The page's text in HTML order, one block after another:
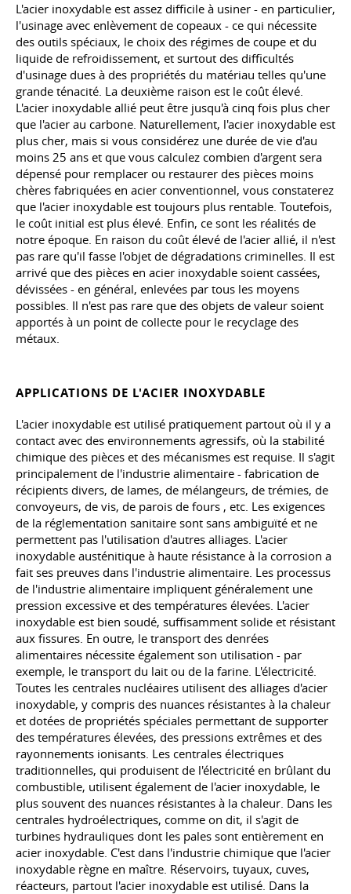
L'acier inoxydable est assez difficile à usiner - en particulier,
l'usinage avec enlèvement de copeaux - ce qui nécessite
des outils spéciaux, le choix des régimes de coupe et du
liquide de refroidissement, et surtout des difficultés
d'usinage dues à des propriétés du matériau telles qu'une
grande ténacité. La deuxième raison est le coût élevé.
L'acier inoxydable allié peut être jusqu'à cinq fois plus cher
que l'acier au carbone. Naturellement, l'acier inoxydable est
plus cher, mais si vous considérez une durée de vie d'au
moins 25 ans et que vous calculez combien d'argent sera
dépensé pour remplacer ou restaurer des pièces moins
chères fabriquées en acier conventionnel, vous constaterez
que l'acier inoxydable est toujours plus rentable. Toutefois,
le coût initial est plus élevé. Enfin, ce sont les réalités de
notre époque. En raison du coût élevé de l'acier allié, il n'est
pas rare qu'il fasse l'objet de dégradations criminelles. Il est
arrivé que des pièces en acier inoxydable soient cassées,
dévissées - en général, enlevées par tous les moyens
possibles. Il n'est pas rare que des objets de valeur soient
apportés à un point de collecte pour le recyclage des
métaux.
APPLICATIONS DE L'ACIER INOXYDABLE
L'acier inoxydable est utilisé pratiquement partout où il y a
contact avec des environnements agressifs, où la stabilité
chimique des pièces et des mécanismes est requise. Il s'agit
principalement de l'industrie alimentaire - fabrication de
récipients divers, de lames, de mélangeurs, de trémies, de
convoyeurs, de vis, de parois de fours , etc. Les exigences
de la réglementation sanitaire sont sans ambiguïté et ne
permettent pas l'utilisation d'autres alliages. L'acier
inoxydable austénitique à haute résistance à la corrosion a
fait ses preuves dans l'industrie alimentaire. Les processus
de l'industrie alimentaire impliquent généralement une
pression excessive et des températures élevées. L'acier
inoxydable est bien soudé, suffisamment solide et résistant
aux fissures. En outre, le transport des denrées
alimentaires nécessite également son utilisation - par
exemple, le transport du lait ou de la farine. L'électricité.
Toutes les centrales nucléaires utilisent des alliages d'acier
inoxydable, y compris des nuances résistantes à la chaleur
et dotées de propriétés spéciales permettant de supporter
des températures élevées, des pressions extrêmes et des
rayonnements ionisants. Les centrales électriques
traditionnelles, qui produisent de l'électricité en brûlant du
combustible, utilisent également de l'acier inoxydable, le
plus souvent des nuances résistantes à la chaleur. Dans les
centrales hydroélectriques, comme on dit, il s'agit de
turbines hydrauliques dont les pales sont entièrement en
acier inoxydable. C'est dans l'industrie chimique que l'acier
inoxydable règne en maître. Réservoirs, tuyaux, cuves,
réacteurs, partout l'acier inoxydable est utilisé. Dans la